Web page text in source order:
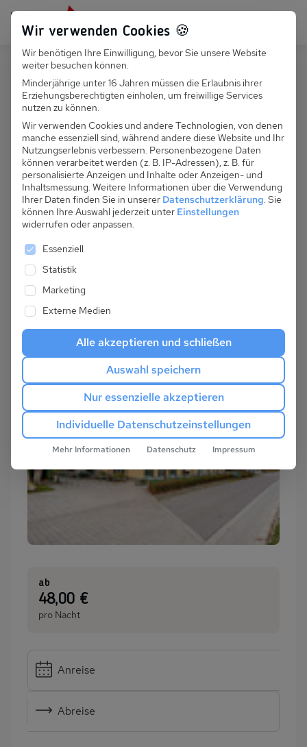
Persönlich für dich da: +49 251 899 050
Suchfeld
Suchen
D 067.091 - Haus Meerlust
ab
:48,00 €
pro Nacht
Anreise
Abreise
Wir verwenden Cookies 🍪
Wir benötigen Ihre Einwilligung, bevor Sie unsere Website
weiter besuchen können.
Minderjährige unter 16 Jahren müssen die Erlaubnis ihrer
Erziehungsberechtigten einholen, um freiwillige Services
nutzen zu können.
Wir verwenden Cookies und andere Technologien, von denen
manche essenziell sind, während andere diese Website und Ihr
Nutzungserlebnis verbessern. Personenbezogene Daten
können verarbeitet werden (z. B. IP-Adressen), z. B. für
personalisierte Anzeigen und Inhalte oder Anzeigen- und
Inhaltsmessung. Weitere Informationen über die Verwendung
Ihrer Daten finden Sie in unserer Datenschutzerklärung. Sie
können Ihre Auswahl jederzeit unter Einstellungen
widerrufen oder anpassen.
Es folgt eine Liste der Service-Gruppen, für die
Essenziell
Statistik
Marketing
Externe Medien
Alle akzeptieren und schließen
Auswahl speichern
Nur essenzielle akzeptieren
Individuelle Datenschutzeinstellungen
Mehr Informationen Datenschutz Impressum